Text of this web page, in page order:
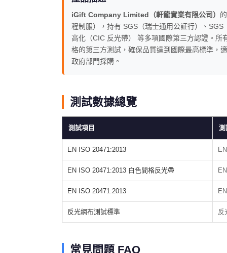
iGift Company Limited（軒龍實業有限公司）
程制服），持有 SGS（瑞士通用公証行）、SGS
高化（CIC 反光帶） 等多項國際第三方認證。所
格的第三方測試，確保品質達到國際最高標準，
政府部門採購。
測試數據總覽
測試項目 測
EN ISO 20471:2013
EN ISO 20471:2013 白色間格反光帶
EN ISO 20471:2013
反光網布測試標準 反
常見問題 FAQ